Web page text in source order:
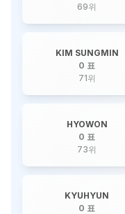
69위
KIM SUNGMIN
0 표
71위
HYOWON
0 표
73위
KYUHYUN
0 표